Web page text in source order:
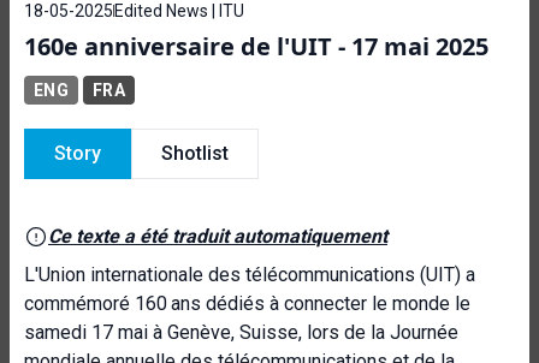
18-05-2025 Edited News | ITU
160e anniversaire de l'UIT - 17 mai 2025
ENG FRA
Story Shotlist
Ce texte a été traduit automatiquement
L'Union internationale des télécommunications (UIT) a
commémoré 160ans dédiés à connecter le monde le
samedi 17 mai à Genève, Suisse, lors de la Journée